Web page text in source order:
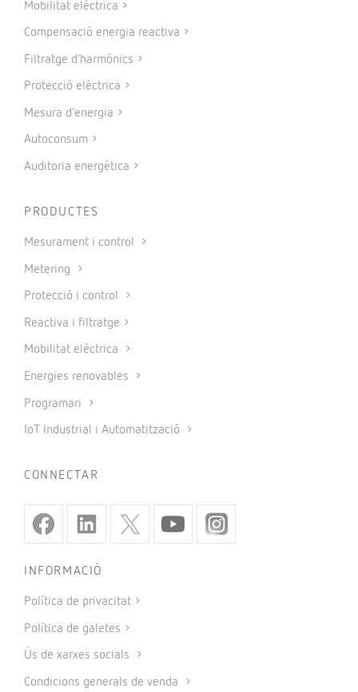
Mobilitat elèctrica
Compensació energia reactiva
Filtratge d’harmònics
Protecció elèctrica
Mesura d’energia
Autoconsum
Auditoria energètica
PRODUCTES
Mesurament i control
Metering
Protecció i control
Reactiva i filtratge
Mobilitat elèctrica
Energies renovables
Programari
IoT Industrial i Automatització
CONNECTAR
INFORMACIÓ
Política de privacitat
Política de galetes
Ús de xarxes socials
Condicions generals de venda